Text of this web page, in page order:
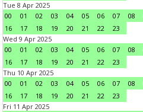
Tue 8 Apr 2025
00
01 02 03 04 05 06 07 08
16
17 18 19 20 21 22
23
Wed 9 Apr 2025
00
01 02 03 04 05 06 07 08
16
17 18 19 20 21 22
23
Thu 10 Apr 2025
00
01 02 03 04 05 06 07 08
16
17 18 19 20 21 22
23
Fri 11 Apr 2025